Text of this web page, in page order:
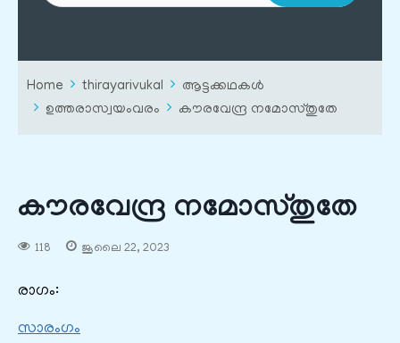
Home thirayarivukal
ആട്ടക്കഥകൾ
ഉത്തരാസ്വയംവരം
കൗരവേന്ദ്ര നമോസ്തുതേ
കൗരവേന്ദ്ര നമോസ്തുതേ
118 ജൂലൈ 22, 2023
രാഗം:
സാരംഗം